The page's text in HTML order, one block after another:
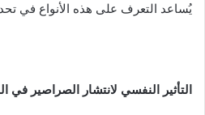
يُساعد التعرف على هذه الأنواع في
التأثير النفسي لانتشار الصراصير في